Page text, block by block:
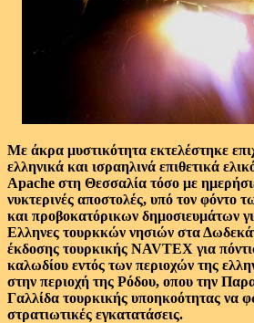
Με άκρα μυστικότητα εκτελέστηκε
ελληνικά και ισραηλινά επιθετικά
Apache στη Θεσσαλία τόσο με
νυκτερινές αποστολές, υπό τον φόντο
και προβοκατόρικων δημοσιευμάτων
Ελληνες τουρκκών νησιών στα
έκδοσης τουρκικής NAVTEX για
καλωδίου εντός των περιοχών της
στην περιοχή της Ρόδου, οπου την
Γαλλίδα τουρκικής υποηκοότητας να
στρατιωτικές εγκατατάσεις.